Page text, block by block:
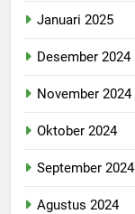
Januari 2025
Desember 2024
November 2024
Oktober 2024
September 2024
Agustus 2024